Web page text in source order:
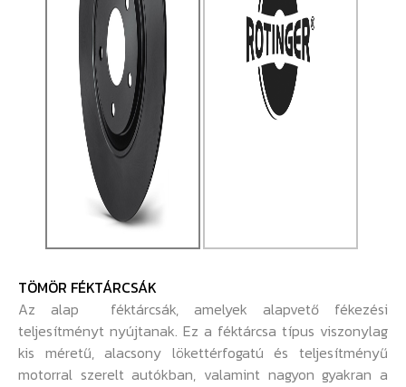
TÖMÖR FÉKTÁRCSÁK
Az alap féktárcsák, amelyek alapvető fékezési
teljesítményt nyújtanak. Ez a féktárcsa típus viszonylag
kis méretű, alacsony lökettérfogatú és teljesítményű
motorral szerelt autókban, valamint nagyon gyakran a